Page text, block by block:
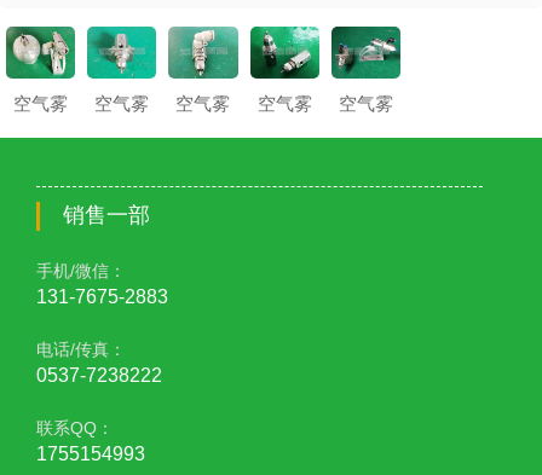
空气雾
空气雾
空气雾
空气雾
空气雾
销售一部
手机/微信：
131-7675-2883
电话/传真：
0537-7238222
联系QQ：
1755154993